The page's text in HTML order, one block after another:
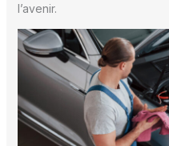
l’avenir.